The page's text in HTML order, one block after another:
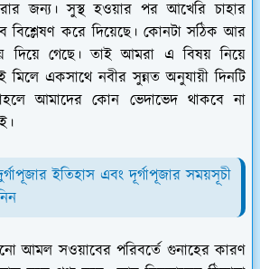
জন্য। সুস্থ হওয়ার পর আখেরি চাহার
বিশ্লেষণ করে দিয়েছে। কোনটা সঠিক আর
দিয়ে গেছে। তাই আমরা এ বিষয় নিয়ে
মিলে একসাথে নবীর সুন্নত অনুযায়ী দিনটি
আমাদের কোন ভেদাভেদ থাকবে না
ইতিহাস এবং দূর্গাপূজার সময়সূচী
আমল সওয়াবের পরিবর্তে গুনাহের কারণ